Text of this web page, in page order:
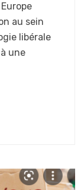
au sein
libérale
une